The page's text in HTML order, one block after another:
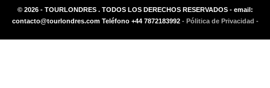
© 2026 - TOURLONDRES . TODOS LOS DERECHOS RESERVADOS - email:
contacto@tourlondres.com Teléfono +44 7872183992 - Pólitica de Privacidad -